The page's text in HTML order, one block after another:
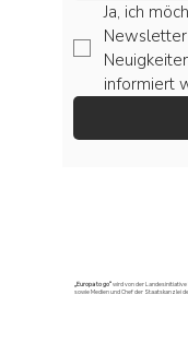
„Europa to go“wird von der
sowie Medien und Chef der Staatskanzlei
Ja, ich
informiert